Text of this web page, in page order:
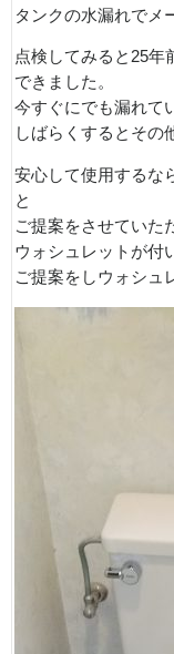
タンクの水漏れでメ
点検してみると25年
できました。
今すぐにでも漏れて
しばらくするとその
安心して使用するな
と
ご提案をさせていた
ウォシュレットが付
ご提案をしウォシュ